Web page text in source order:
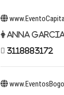
Anna
3118883172